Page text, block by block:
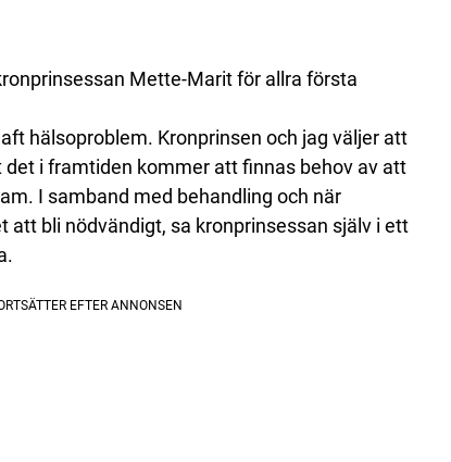
Mette-Marit för allra första
hälsoproblem. Kronprinsen och jag väljer att
i framtiden kommer att finnas behov av att
I samband med behandling och när
att bli nödvändigt, sa kronprinsessan själv i ett